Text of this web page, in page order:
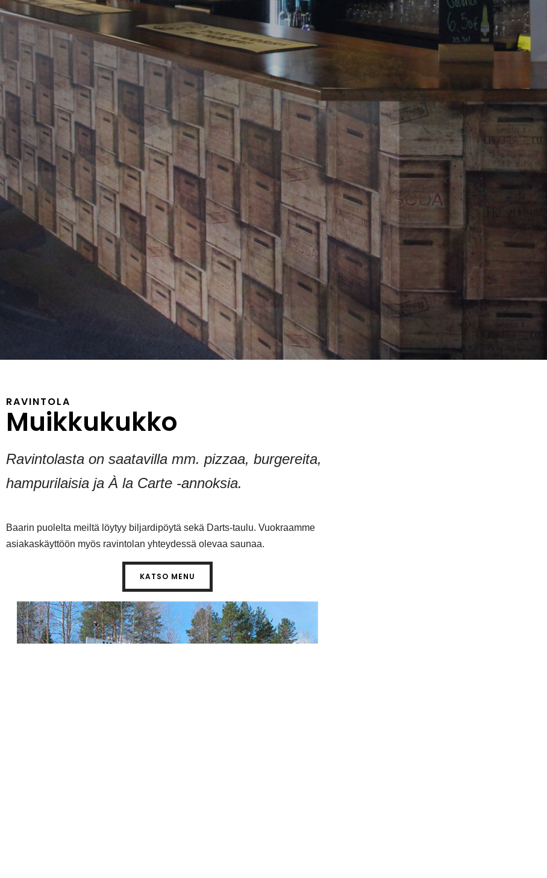
RAVINTOLA
Muikkukukko
Ravintolasta on saatavilla mm. pizzaa, burgereita,
hampurilaisia ja À la Carte -annoksia.
Baarin puolelta meiltä löytyy biljardipöytä sekä Darts-taulu. Vuokraamme
asiakaskäyttöön myös ravintolan yhteydessä olevaa saunaa.
KATSO MENU